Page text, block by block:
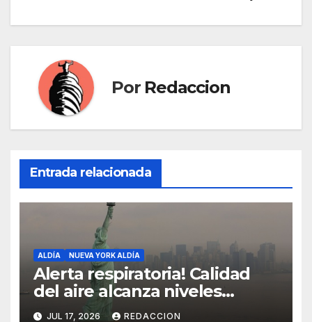
Por Redaccion
Entrada relacionada
ALDÍA NUEVA YORK ALDÍA
Alerta respiratoria! Calidad
del aire alcanza niveles
peligrosos en NYC
JUL 17, 2026 REDACCION